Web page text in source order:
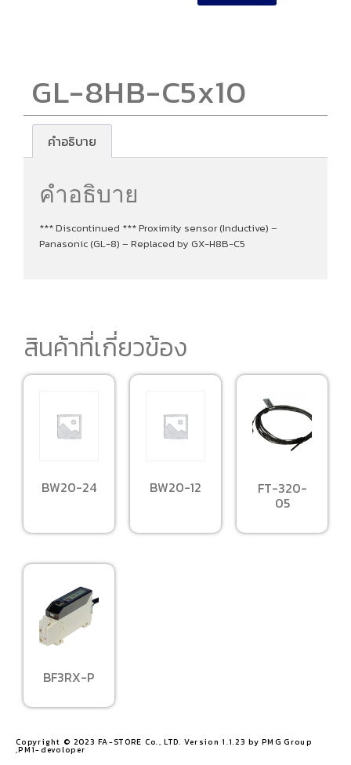
GL-8HB-C5x10
คำอธิบาย
คำอธิบาย
*** Discontinued *** Proximity sensor (Inductive) –
Panasonic (GL-8) – Replaced by GX-H8B-C5
สินค้าที่เกี่ยวข้อง
BW20-24 BW20-12 FT-320-
05
BF3RX-P
Copyright © 2023 FA-STORE Co., LTD. Version 1.1.23 by PMG Group
,PM1-devoloper​